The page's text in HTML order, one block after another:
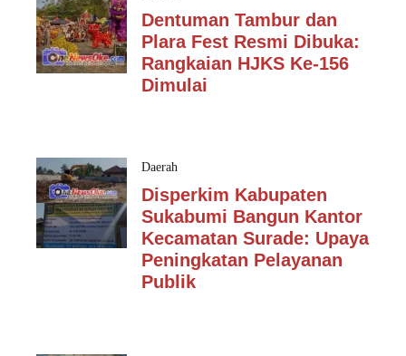
Dentuman Tambur dan
Plara Fest Resmi Dibuka:
Rangkaian HJKS Ke-156
Dimulai
Daerah
Disperkim Kabupaten
Sukabumi Bangun Kantor
Kecamatan Surade: Upaya
Peningkatan Pelayanan
Publik